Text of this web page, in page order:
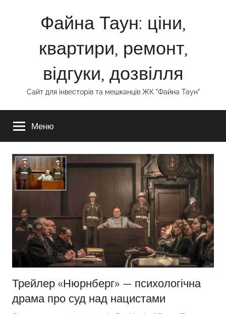
Файна Таун: ціни,
квартири, ремонт,
відгуки, дозвілля
Сайт для інвесторів та мешканців ЖК "Файна Таун"
Меню
Трейлер «Нюрнберг» — психологічна
драма про суд над нацистами